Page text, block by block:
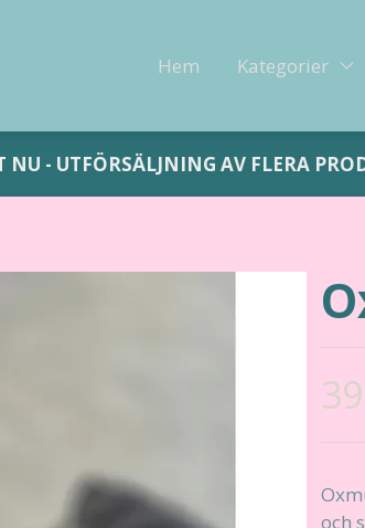
Hem Kategorier
NU - UTFÖRSÄLJNING AV FLERA
och